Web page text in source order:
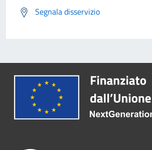
Segnala disservizio